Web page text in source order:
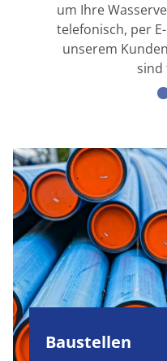
um Ihre
telefonisch, per
unserem
sind
Baustellen